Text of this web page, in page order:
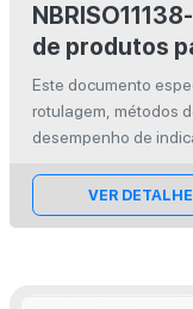
NBRISO11138-1 de 11/2021 -
de produtos
biológicos -
Este documento
rotulagem, métodos
desempenho de
utilizados na validação
VER